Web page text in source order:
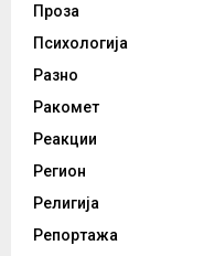
Проза
Психологија
Разно
Ракомет
Реакции
Регион
Религија
Репортажа